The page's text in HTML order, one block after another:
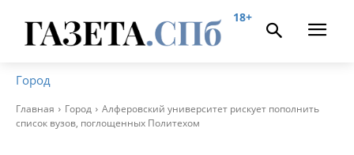
18+
Город
Главная Город
Алферовский университет рискует пополнить
список вузов, поглощенных Политехом